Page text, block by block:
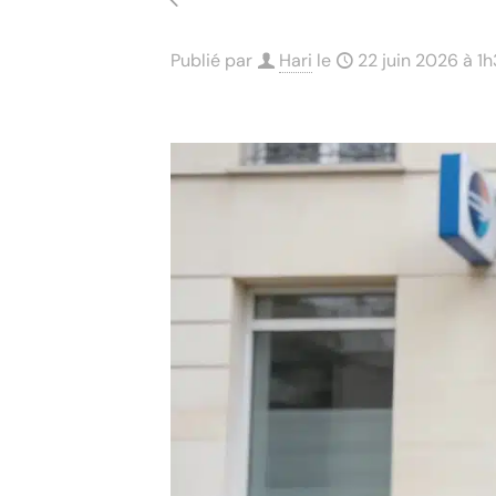
Publié par Hari le 22 juin 2026 à